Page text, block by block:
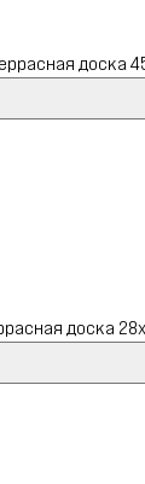
доска
доска